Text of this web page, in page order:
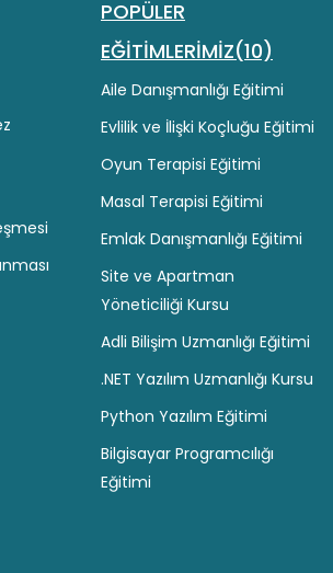
POPÜLER
EĞİTİMLERİMİZ(10)
Aile Danışmanlığı Eğitimi
Evlilik ve İlişki Koçluğu Eğitimi
Oyun Terapisi Eğitimi
Masal Terapisi Eğitimi
Emlak Danışmanlığı Eğitimi
Site ve Apartman
Yöneticiliği Kursu
Adli Bilişim Uzmanlığı Eğitimi
.NET Yazılım Uzmanlığı Kursu
Python Yazılım Eğitimi
Bilgisayar Programcılığı
Eğitimi